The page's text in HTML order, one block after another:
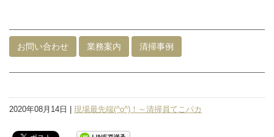
お問い合わせ 業務案内 清掃事例
2020年08月14日 | 現場最先端(^o^)！～清掃員てこパカ